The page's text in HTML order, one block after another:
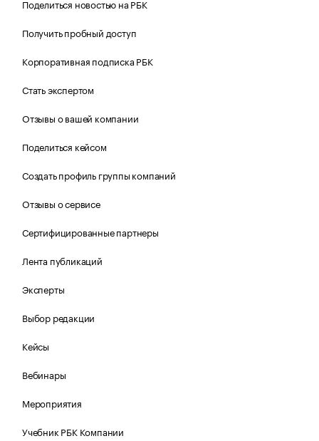
Поделиться новостью на РБК
Получить пробный доступ
Корпоративная подписка РБК
Стать экспертом
Отзывы о вашей компании
Поделиться кейсом
Создать профиль группы компаний
Отзывы о сервисе
Сертифицированные партнеры
Лента публикаций
Эксперты
Выбор редакции
Кейсы
Вебинары
Мероприятия
Учебник РБК Компании